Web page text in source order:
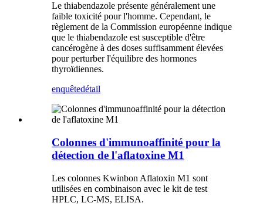
Le thiabendazole présente généralement une
faible toxicité pour l'homme. Cependant, le
règlement de la Commission européenne indique
que le thiabendazole est susceptible d'être
cancérogène à des doses suffisamment élevées
pour perturber l'équilibre des hormones
thyroïdiennes.
enquêtedétail
Colonnes d'immunoaffinité pour la
détection de l'aflatoxine M1
Les colonnes Kwinbon Aflatoxin M1 sont
utilisées en combinaison avec le kit de test
HPLC, LC-MS, ELISA.